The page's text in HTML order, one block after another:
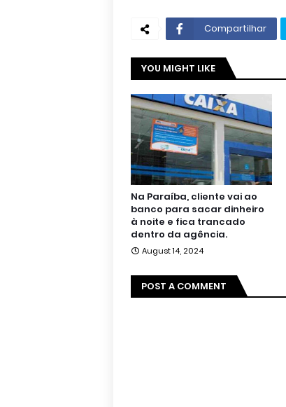
Compartilhar
YOU MIGHT LIKE
Na Paraíba, cliente vai ao
banco para sacar dinheiro
à noite e fica trancado
dentro da agência.
August 14, 2024
POST A COMMENT